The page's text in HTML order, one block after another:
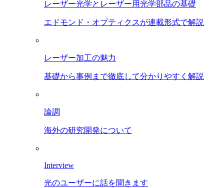
レーザー光学とレーザー用光学部品の基礎
エドモンド・オプティクスが連載形式で解説
レーザー加工の魅力
基礎から事例まで徹底して分かりやすく解説
論調
海外の研究開発について
Interview
光のユーザーに話を聞きます